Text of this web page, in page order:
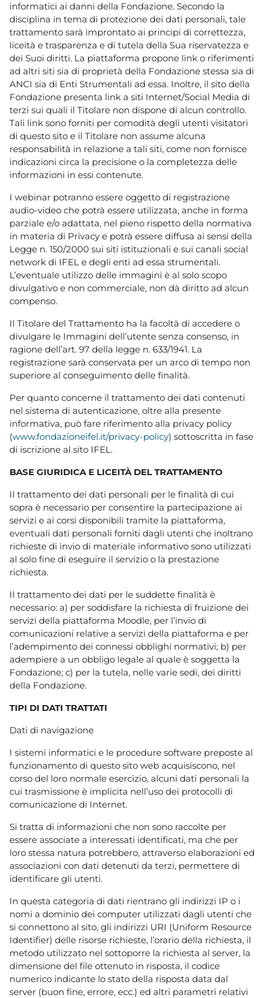
informatici ai danni della Fondazione. Secondo la
disciplina in tema di protezione dei dati personali, tale
trattamento sarà improntato ai principi di correttezza,
liceità e trasparenza e di tutela della Sua riservatezza e
dei Suoi diritti. La piattaforma propone link o riferimenti
ad altri siti sia di proprietà della Fondazione stessa sia di
ANCI sia di Enti Strumentali ad essa. Inoltre, il sito della
Fondazione presenta link a siti Internet/Social Media di
terzi sui quali il Titolare non dispone di alcun controllo.
Tali link sono forniti per comodità degli utenti visitatori
di questo sito e il Titolare non assume alcuna
responsabilità in relazione a tali siti, come non fornisce
indicazioni circa la precisione o la completezza delle
informazioni in essi contenute.
I webinar potranno essere oggetto di registrazione
audio-video che potrà essere utilizzata, anche in forma
parziale e/o adattata, nel pieno rispetto della normativa
in materia di Privacy e potrà essere diffusa ai sensi della
Legge n. 150/2000 sui siti istituzionali e sui canali social
network di IFEL e degli enti ad essa strumentali.
L’eventuale utilizzo delle immagini è al solo scopo
divulgativo e non commerciale, non dà diritto ad alcun
compenso.
Il Titolare del Trattamento ha la facoltà di accedere o
divulgare le Immagini dell’utente senza consenso, in
ragione dell’art. 97 della legge n. 633/1941. La
registrazione sarà conservata per un arco di tempo non
superiore al conseguimento delle finalità.
Per quanto concerne il trattamento dei dati contenuti
nel sistema di autenticazione, oltre alla presente
informativa, può fare riferimento alla privacy policy
(www.fondazioneifel.it/privacy-policy) sottoscritta in fase
di iscrizione al sito IFEL.
BASE GIURIDICA E LICEITÀ DEL TRATTAMENTO
Il trattamento dei dati personali per le finalità di cui
sopra è necessario per consentire la partecipazione ai
servizi e ai corsi disponibili tramite la piattaforma,
eventuali dati personali forniti dagli utenti che inoltrano
richieste di invio di materiale informativo sono utilizzati
al solo fine di eseguire il servizio o la prestazione
richiesta.
Il trattamento dei dati per le suddette finalità è
necessario: a) per soddisfare la richiesta di fruizione dei
servizi della piattaforma Moodle, per l’invio di
comunicazioni relative a servizi della piattaforma e per
l’adempimento dei connessi obblighi normativi; b) per
adempiere a un obbligo legale al quale è soggetta la
Fondazione; c) per la tutela, nelle varie sedi, dei diritti
della Fondazione.
TIPI DI DATI TRATTATI
Dati di navigazione
I sistemi informatici e le procedure software preposte al
funzionamento di questo sito web acquisiscono, nel
corso del loro normale esercizio, alcuni dati personali la
cui trasmissione è implicita nell’uso dei protocolli di
comunicazione di Internet.
Si tratta di informazioni che non sono raccolte per
essere associate a interessati identificati, ma che per
loro stessa natura potrebbero, attraverso elaborazioni ed
associazioni con dati detenuti da terzi, permettere di
identificare gli utenti.
In questa categoria di dati rientrano gli indirizzi IP o i
nomi a dominio dei computer utilizzati dagli utenti che
si connettono al sito, gli indirizzi URI (Uniform Resource
Identifier) delle risorse richieste, l’orario della richiesta, il
metodo utilizzato nel sottoporre la richiesta al server, la
dimensione del file ottenuto in risposta, il codice
numerico indicante lo stato della risposta data dal
server (buon fine, errore, ecc.) ed altri parametri relativi